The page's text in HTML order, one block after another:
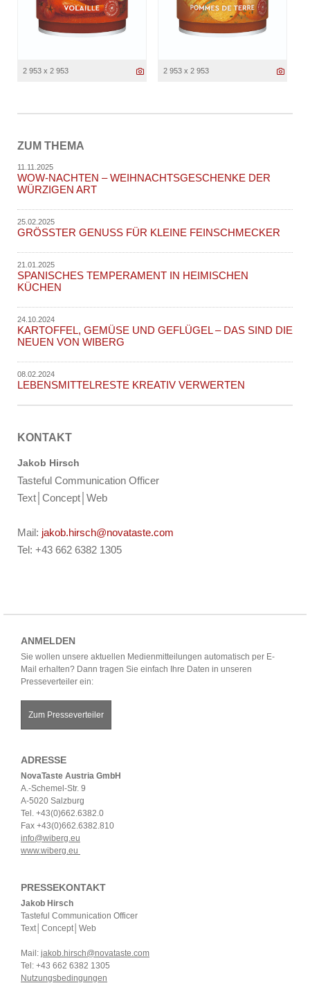
2 953 x 2 953 2 953 x 2 953
ZUM THEMA
11.11.2025
WOW-NACHTEN – WEIHNACHTSGESCHENKE DER
WÜRZIGEN ART
25.02.2025
GRÖSSTER GENUSS FÜR KLEINE FEINSCHMECKER
21.01.2025
SPANISCHES TEMPERAMENT IN HEIMISCHEN
KÜCHEN
24.10.2024
KARTOFFEL, GEMÜSE UND GEFLÜGEL – DAS SIND DIE
NEUEN VON WIBERG
08.02.2024
LEBENSMITTELRESTE KREATIV VERWERTEN
KONTAKT
Jakob Hirsch
Tasteful Communication Officer
Text│Concept│Web
Mail: jakob.hirsch@novataste.com
Tel: +43 662 6382 1305
ANMELDEN
Sie wollen unsere aktuellen Medienmitteilungen automatisch per E-
Mail erhalten? Dann tragen Sie einfach Ihre Daten in unseren
Presseverteiler ein:
Zum Presseverteiler
ADRESSE
NovaTaste Austria GmbH
A.-Schemel-Str. 9
A-5020 Salzburg
Tel. +43(0)662.6382.0
Fax +43(0)662.6382.810
info@wiberg.eu
www.wiberg.eu
PRESSEKONTAKT
Jakob Hirsch
Tasteful Communication Officer
Text│Concept│Web
Mail: jakob.hirsch@novataste.com
Tel: +43 662 6382 1305
Nutzungsbedingungen